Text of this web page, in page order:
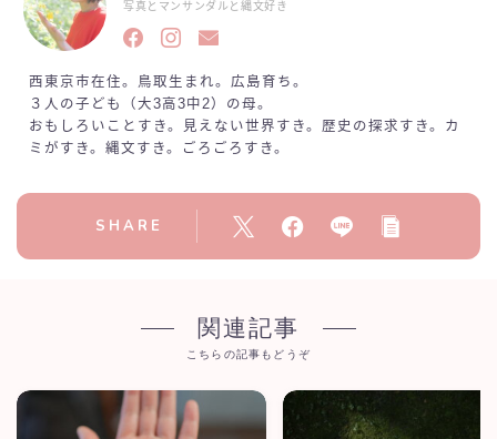
写真とマンサンダルと縄文好き
西東京市在住。鳥取生まれ。広島育ち。
３人の子ども（大3高3中2）の母。
おもしろいことすき。見えない世界すき。歴史の探求すき。カ
ミがすき。縄文すき。ごろごろすき。
SHARE
関連記事
こちらの記事もどうぞ